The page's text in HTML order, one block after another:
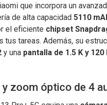
que incorpora un
de alta capacidad 5110
el eficiente chipset
tareas. Además, su
y una pantalla de 1.5 K y 120
zoom óptico de 4